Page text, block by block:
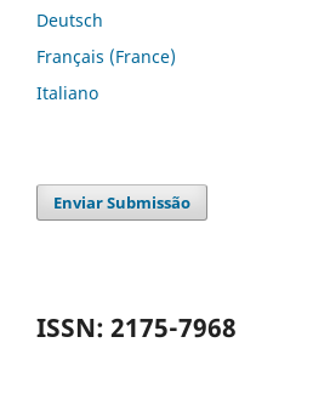
Deutsch
Français (France)
Italiano
Enviar Submissão
ISSN: 2175-7968